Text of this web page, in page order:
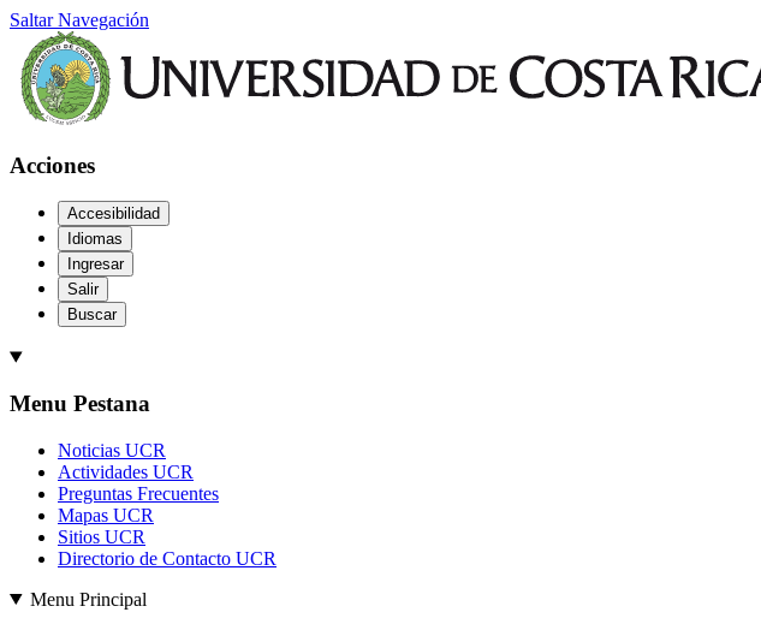
Saltar Navegación
Acciones
Accesibilidad
Idiomas
Ingresar
Salir
Buscar
Menu Pestana
Noticias UCR
Actividades UCR
Preguntas Frecuentes
Mapas UCR
Sitios UCR
Directorio de Contacto UCR
Menu Principal